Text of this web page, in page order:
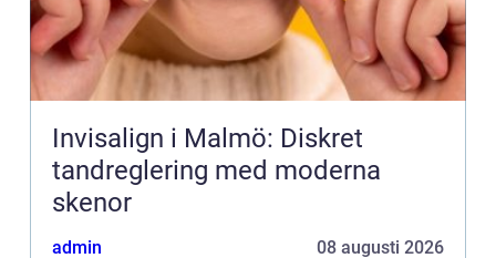
Invisalign i Malmö: Diskret
tandreglering med moderna
skenor
admin 08 augusti 2026